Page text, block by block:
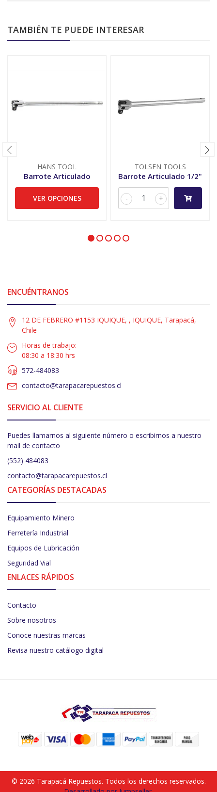
TAMBIÉN TE PUEDE INTERESAR
HANS TOOL
Barrote Articulado
VER OPCIONES
TOLSEN TOOLS
Barrote Articulado 1/2"
+
-
ENCUÉNTRANOS
12 DE FEBRERO #1153 IQUIQUE, , IQUIQUE, Tarapacá,
Chile
Horas de trabajo:
08:30 a 18:30 hrs
572-484083
contacto@tarapacarepuestos.cl
SERVICIO AL CLIENTE
Puedes llamarnos al siguiente número o escribirnos a nuestro
mail de contacto
(552) 484083
contacto@tarapacarepuestos.cl
CATEGORÍAS DESTACADAS
Equipamiento Minero
Ferretería Industrial
Equipos de Lubricación
Seguridad Vial
ENLACES RÁPIDOS
Contacto
Sobre nosotros
Conoce nuestras marcas
Revisa nuestro catálogo digital
© 2026 Tarapacá Repuestos. Todos los derechos reservados.